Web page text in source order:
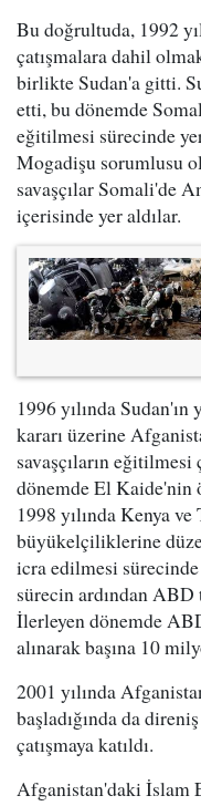
Bu doğrultuda, 1992
çatışmalara dahil
birlikte Sudan'a gitti.
etti, bu dönemde
eğitilmesi sürecinde
Mogadişu sorumlusu
savaşçılar Somali'de
içerisinde yer aldılar.
1996 yılında Sudan'ın
kararı üzerine
savaşçıların
dönemde El Kaide'nin
1998 yılında Kenya
büyükelçiliklerine
icra edilmesi
sürecin ardından ABD
İlerleyen dönemde
alınarak başına 10
2001 yılında
başladığında da
çatışmaya katıldı.
Afganistan'daki İslam